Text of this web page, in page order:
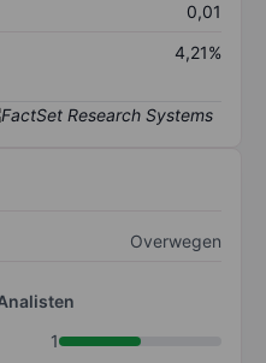
0,01
4,21%
Overwegen
1